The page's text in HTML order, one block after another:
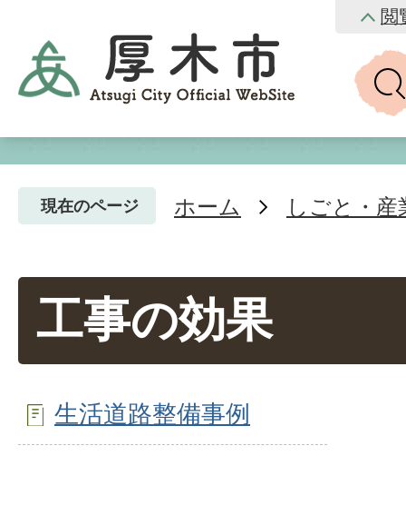
閲
現在のページ ホーム しごと・産
工事の効果
生活道路整備事例